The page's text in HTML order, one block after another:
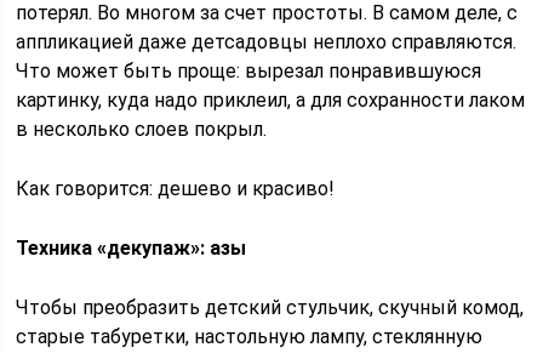
потерял. Во многом за счет простоты. В самом деле, с
аппликацией даже детсадовцы неплохо справляются.
Что может быть проще: вырезал понравившуюся
картинку, куда надо приклеил, а для сохранности лаком
в несколько слоев покрыл.
Как говорится: дешево и красиво!
Техника «декупаж»: азы
Чтобы преобразить детский стульчик, скучный комод,
старые табуретки, настольную лампу, стеклянную